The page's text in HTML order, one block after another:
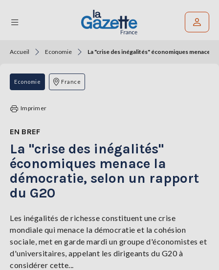
THÉMATIQUES
RÉGIONS
TENDANCES
SERVICES
LA
GAZETTE
connecter
S'abonner
Accueil Economie La "crise des inégalités" économiques menace
Economie France
Imprimer
EN BREF
La "crise des inégalités"
économiques menace la
démocratie, selon un rapport
du G20
Les inégalités de richesse constituent une crise
mondiale qui menace la démocratie et la cohésion
sociale, met en garde mardi un groupe d'économistes et
d'universitaires, appelant les dirigeants du G20 à
considérer cette...